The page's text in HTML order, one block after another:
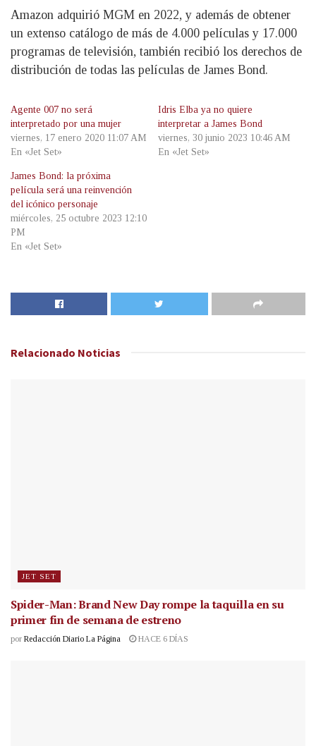
Amazon adquirió MGM en 2022, y además de obtener
un extenso catálogo de más de 4.000 películas y 17.000
programas de televisión, también recibió los derechos de
distribución de todas las películas de James Bond.
Agente 007 no será
interpretado por una mujer
viernes, 17 enero 2020 11:07 AM
En «Jet Set»
Idris Elba ya no quiere
interpretar a James Bond
viernes, 30 junio 2023 10:46 AM
En «Jet Set»
James Bond: la próxima
película será una reinvención
del icónico personaje
miércoles, 25 octubre 2023 12:10
PM
En «Jet Set»
Relacionado Noticias
JET SET
Spider-Man: Brand New Day rompe la taquilla en su
primer fin de semana de estreno
por Redacción Diario La Página HACE 6 DÍAS